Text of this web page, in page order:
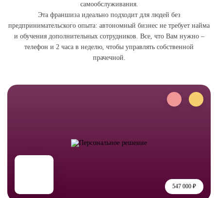
самообслуживания.
Эта франшиза идеально подходит для людей без
предпринимательского опыта: автономный бизнес не требует найма
и обучения дополнительных сотрудников. Все, что Вам нужно –
телефон и 2 часа в неделю, чтобы управлять собственной
прачечной.
547 000 ₽